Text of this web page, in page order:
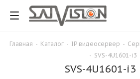
Главная - Каталог - IP видеосервер -
- SVS-4U1601-i3
SVS-4U1601-i3